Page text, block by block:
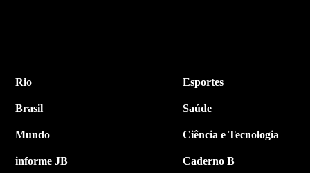
Rio
Brasil
Mundo
informe JB
Esportes
Saúde
Ciência e Tecnologia
Caderno B